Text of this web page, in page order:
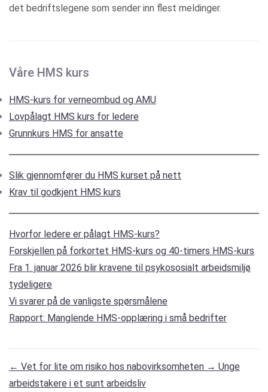
det bedriftslegene som sender inn flest meldinger.
Våre HMS kurs
HMS-kurs for verneombud og AMU
Lovpålagt HMS kurs for ledere
Grunnkurs HMS for ansatte
Slik gjennomfører du HMS kurset på nett
Krav til godkjent HMS kurs
Hvorfor ledere er pålagt HMS-kurs?
Forskjellen på forkortet HMS-kurs og 40-timers HMS-kurs
Fra 1. januar 2026 blir kravene til psykososialt arbeidsmiljø
tydeligere
Vi svarer på de vanligste spørsmålene
Rapport: Manglende HMS-opplæring i små bedrifter
← Vet for lite om risiko hos nabovirksomheten → Unge
arbeidstakere i et sunt arbeidsliv